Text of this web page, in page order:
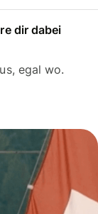
dir dabei
egal wo.